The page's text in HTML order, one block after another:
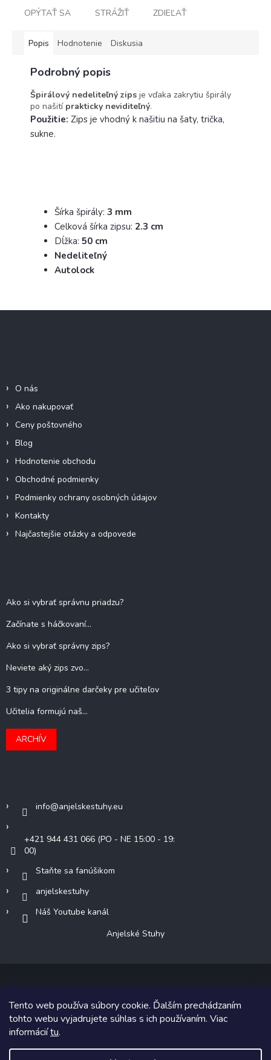
Tento web používa súbory cookie. Ďalším prechádzaním
tohto webu vyjadrujete súhlas s ich používaním. Viac
informáciítu.
OPÝTAŤ SA STRÁŽIŤ ZDIEĽAŤ
Popis Hodnotenie Diskusia
Podrobný popis
Špirálový nedeliteľný zips je vďaka zakrytiu špirály
po našití prakticky neviditeľný.
Použitie: Zips je vhodný k našitiu na šaty, trička,
sukne.
Šírka špirály: 3 mm
Celková šírka zipsu: 2.3 cm
Dĺžka: 50 cm
Nedeliteľný
Autolock
O nás
Ako nakupovať
Ceny poštovného
Blog
Hodnotenie obchodu
Obchodné podmienky
Podmienky ochrany osobných údajov
Kontakty
Najčastejšie otázky a odpovede
Ako si vybrať správnu priadzu?
Začínate s háčkovaní...
Ako si vybrať správny zips?
Neviete aký zips zvo...
3 tipy na originálne darčeky pre učiteľov
Učitelia formujú naš...
ARCHÍV
info@anjelskestuhy.eu
+421 944 431 066 (PO - NE 15:00 - 19:
00)
Staňte sa fanúšikom
anjelskestuhy
Náš Youtube kanál
Anjelské Stuhy
Copyright 2026Anjelské Stuhy. Všetky práva vyhradené.
Grafický návrh vytvoril a na Shoptet implementoval
Shoptetak.cz.